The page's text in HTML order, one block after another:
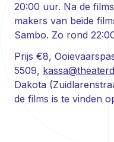
20:00 uur. Na de
makers van beide
Sambo. Zo rond
Prijs €8,
5509,
Dakota
de films is te vinden